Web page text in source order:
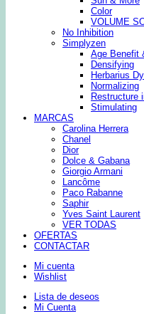
Color
VOLUME
No Inhibition
Simplyzen
Age Benefit
Densifying
Herbarius
Normalizing
Restructure
Stimulating
MARCAS
Carolina Herrera
Chanel
Dior
Dolce & Gabana
Giorgio Armani
Lancôme
Paco Rabanne
Saphir
Yves Saint Laurent
VER TODAS
OFERTAS
CONTACTAR
Mi cuenta
Wishlist
Lista de deseos
Mi Cuenta